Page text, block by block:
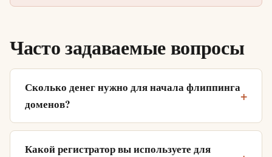
Часто задаваемые вопросы
Сколько денег нужно для начала флиппинга
доменов?
Какой регистратор вы используете для